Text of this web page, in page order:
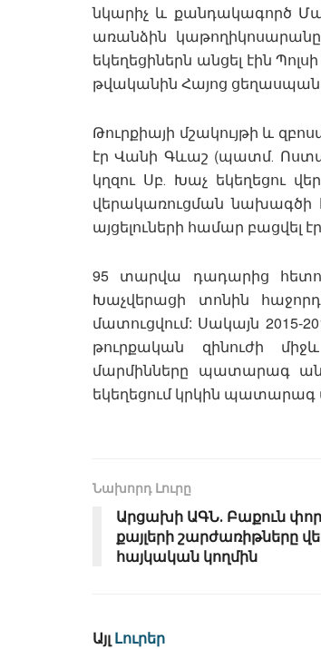
նկարիչ և քանդակագործ
առանձին
եկեղեցիներն անցել էին
թվականին Հայոց
Թուրքիայի մշակույթի և
էր Վանի Գևաշ (պատմ․
կղզու Սբ․ Խաչ եկեղեցու
վերակառուցման նախագծի
այցելուների համար բացվել
95 տարվա դադարից
Խաչվերացի տոնին
մատուցվում: Սակայն 2015-
թուրքական զինուժի
մարմինները պատարագ
եկեղեցում կրկին պատարագ
Նախորդ Լուրը
Արցախի ԱԳՆ․ Բաքուն
քայլերի շարժառիթները
հայկական կողմին
Այլ Լուրեր